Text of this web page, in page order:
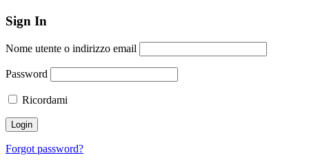
Sign In
Nome utente o indirizzo email
Password
Ricordami
Forgot password?